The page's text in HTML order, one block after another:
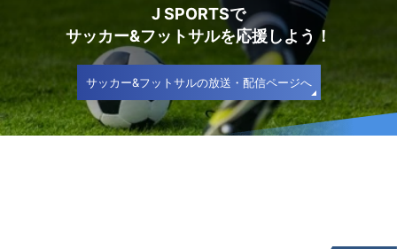
J SPORTSで
サッカー&フットサルを応援しよう！
サッカー&フットサルの放送・配信ページへ